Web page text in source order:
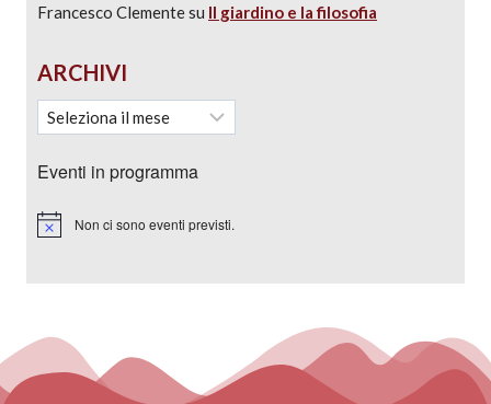
Francesco Clementesu Il giardino e la filosofia
ARCHIVI
Eventi in programma
Notice Non ci sono eventi previsti.